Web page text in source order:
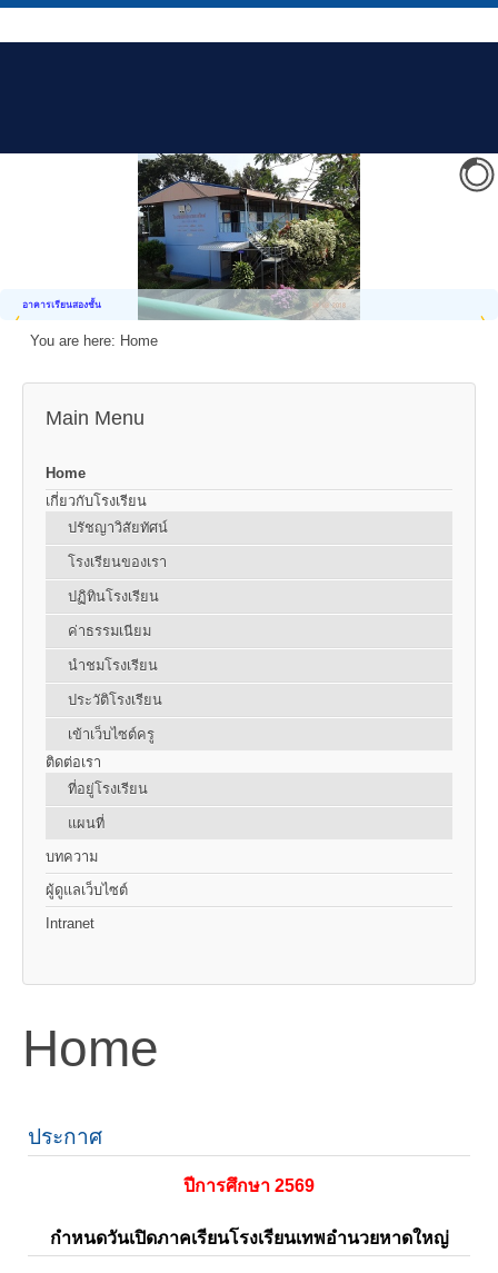
อาคารเรียนสองชั้น
You are here: Home
Main Menu
Home
เกี่ยวกับโรงเรียน
ปรัชญาวิสัยทัศน์
โรงเรียนของเรา
ปฏิทินโรงเรียน
ค่าธรรมเนียม
นำชมโรงเรียน
ประวัติโรงเรียน
เข้าเว็บไซต์ครู
ติดต่อเรา
ที่อยู่โรงเรียน
แผนที่
บทความ
ผู้ดูแลเว็บไซต์
Intranet
Home
ประกาศ
ปีการศึกษา 2569
กำหนดวันเปิดภาคเรียนโรงเรียนเทพอำนวยหาดใหญ่